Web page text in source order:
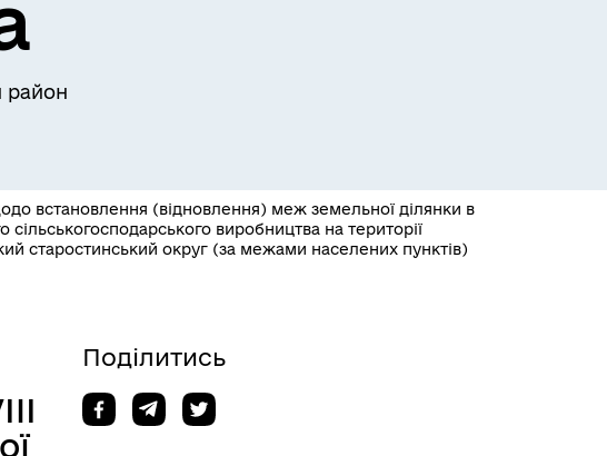
для
район
встановлення (відновлення) меж земельної ділянки в
виробництва на території
старостинський округ (за межами населених пунктів)
Поділитись